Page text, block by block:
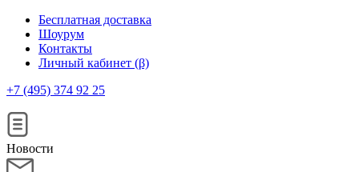
Бесплатная доставка
Шоурум
Контакты
Личный кабинет (β)
+7 (495) 374 92 25
Новости